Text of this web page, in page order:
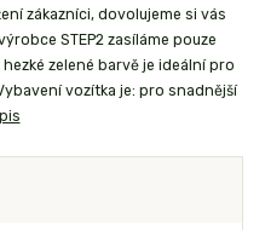
zákazníci, dovolujeme si vás
STEP2 zasíláme pouze
zelené barvě je ideální pro
vozítka je: pro snadnější